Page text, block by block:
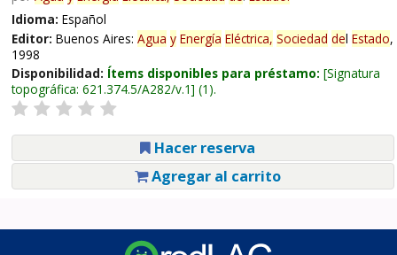
Idioma: Español
Editor: Buenos Aires: Agua y Energía Eléctrica, Sociedad del Estado,
1998
Disponibilidad: Ítems disponibles para préstamo: Signatura
topográfica: 621.374.5/A282/v.1 (1).
Hacer reserva
Agregar al carrito